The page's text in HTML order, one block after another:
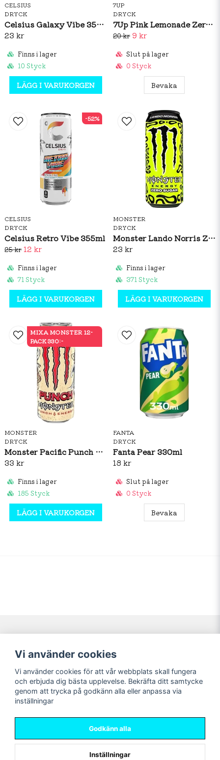
CELSIUS
DRYCK
Celsius Galaxy Vibe 355ml
23 kr
Finns i lager
10 Styck
LÄGG I VARUKORGEN
7UP
DRYCK
7Up Pink Lemonade Zero 330ml (BF: 02/2026)
20 kr 9 kr
Slut på lager
0 Styck
Bevaka
CELSIUS
DRYCK
Celsius Retro Vibe 355ml
25 kr 12 kr
Finns i lager
71 Styck
LÄGG I VARUKORGEN
-52%
MONSTER
DRYCK
Monster Lando Norris Zero Sugar 500ml
23 kr
Finns i lager
371 Styck
LÄGG I VARUKORGEN
MONSTER
DRYCK
Monster Pacific Punch 500ml
33 kr
Finns i lager
185 Styck
LÄGG I VARUKORGEN
MIXA MONSTER 12-
PACK 330:-
FANTA
DRYCK
Fanta Pear 330ml
18 kr
Slut på lager
0 Styck
Bevaka
Navigering
Nyheter!
Förbeställning
Mitt konto
Logga in
Registrera dig
Glömt lösenord?
Sociala medier
Vi använder cookies
Vi använder cookies för att vår webbplats skall fungera
och erbjuda dig bästa upplevelse. Bekräfta ditt samtycke
genom att trycka på godkänn alla eller anpassa via
inställningar
Godkänn alla
Inställningar